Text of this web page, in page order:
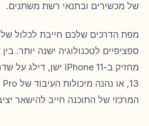
של מכשירים ובתנאי רשת משתנים.
מפת הדרכים שלכם חייבת לכלול
ספציפיים לטכנולוגיה ישנה יותר.
המרכזי של התוכנה חייב להישאר